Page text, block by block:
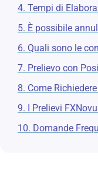
4. Tempi di
5. È possibile
6. Quali sono le
7. Prelievo con
8. Come
9. I Prelievi
10. Domande